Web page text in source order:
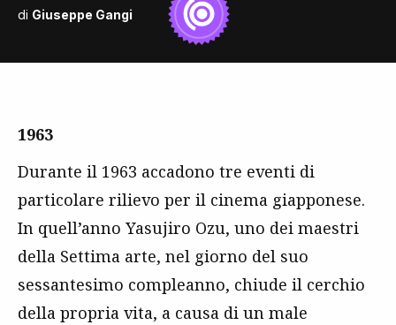
di Giuseppe Gangi
1963
Durante il 1963 accadono tre eventi di
particolare rilievo per il cinema giapponese.
In quell’anno Yasujiro Ozu, uno dei maestri
della Settima arte, nel giorno del suo
sessantesimo compleanno, chiude il cerchio
della propria vita, a causa di un male